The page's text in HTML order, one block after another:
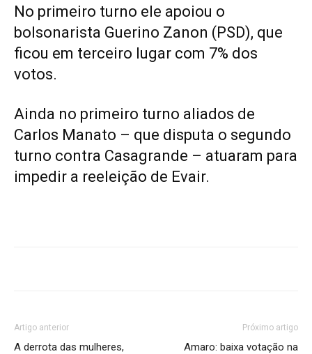
No primeiro turno ele apoiou o
bolsonarista Guerino Zanon (PSD), que
ficou em terceiro lugar com 7% dos
votos.
Ainda no primeiro turno aliados de
Carlos Manato – que disputa o segundo
turno contra Casagrande – atuaram para
impedir a reeleição de Evair.
Artigo anterior
A derrota das mulheres,
Próximo artigo
Amaro: baixa votação na